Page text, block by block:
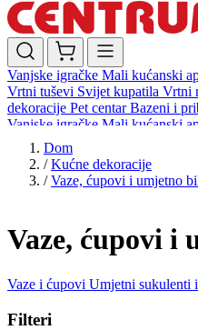
Vanjske igračke Mali kućanski
Vrtni tuševi Svijet kupatila Vrtni
dekoracije Pet centarBazeni i
Vanjske igračke Mali kućanski
Vrtni tuševi
dekoracijePet centar Bazeni i
Dom
/ Kućne dekoracije
/ Vaze, ćupovi i umjetno
Vaze, ćupovi i
Vaze i ćupovi Umjetni sukulenti
Filteri